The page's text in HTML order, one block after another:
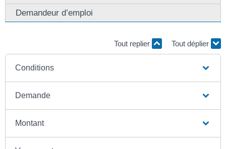
Demandeur d’emploi
Tout replier Tout déplier
Conditions
Demande
Montant